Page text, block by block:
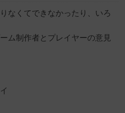
なくてできなかったり、いろ
作者とプレイヤーの意見